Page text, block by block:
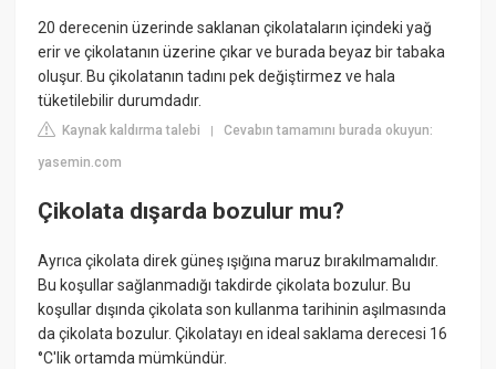
20 derecenin üzerinde saklanan çikolataların içindeki yağ
erir ve çikolatanın üzerine çıkar ve burada beyaz bir tabaka
oluşur. Bu çikolatanın tadını pek değiştirmez ve hala
tüketilebilir durumdadır.
Kaynak kaldırma talebi |Cevabın tamamını burada okuyun:
yasemin.com
Çikolata dışarda bozulur mu?
Ayrıca çikolata direk güneş ışığına maruz bırakılmamalıdır.
Bu koşullar sağlanmadığı takdirde çikolata bozulur. Bu
koşullar dışında çikolata son kullanma tarihinin aşılmasında
da çikolata bozulur. Çikolatayı en ideal saklama derecesi 16
°C'lik ortamda mümkündür.